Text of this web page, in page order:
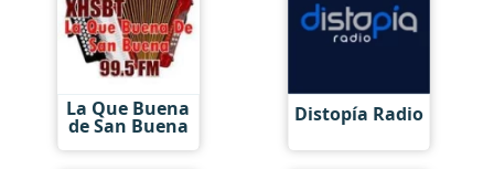
La Que Buena
de San Buena Distopía Radio